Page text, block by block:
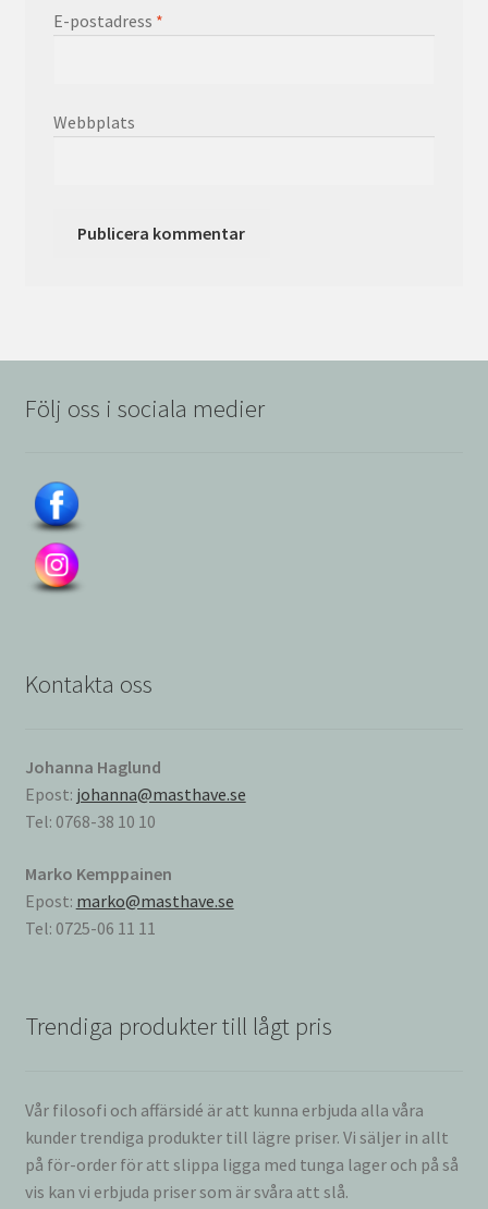
E-postadress *
Webbplats
Följ oss i sociala medier
Kontakta oss
Johanna Haglund
Epost: johanna@masthave.se
Tel: 0768-38 10 10
Marko Kemppainen
Epost: marko@masthave.se
Tel: 0725-06 11 11
Trendiga produkter till lågt pris
Vår filosofi och affärsidé är att kunna erbjuda alla våra
kunder trendiga produkter till lägre priser. Vi säljer in allt
på för-order för att slippa ligga med tunga lager och på så
vis kan vi erbjuda priser som är svåra att slå.